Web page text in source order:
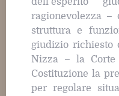
ragionevolezza
struttura e
giudizio richiesto
Nizza – la
Costituzione la
per regolare